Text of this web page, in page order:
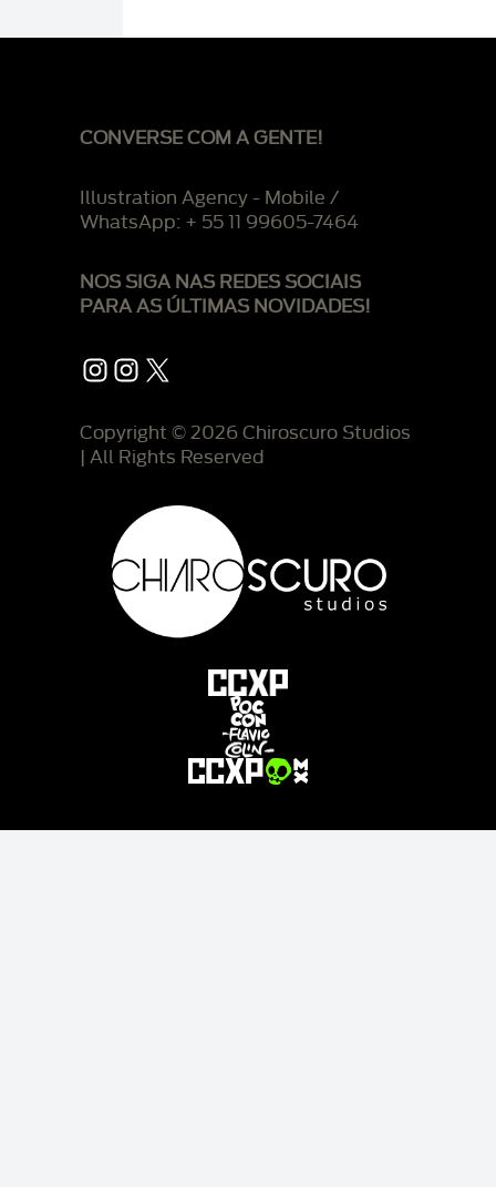
CONVERSE COM A GENTE!
Illustration Agency - Mobile /
WhatsApp: + 55 11 99605-7464
NOS SIGA NAS REDES SOCIAIS
PARA AS ÚLTIMAS NOVIDADES!
Instagram
Instagram
X
Copyright © 2026 Chiroscuro Studios
| All Rights Reserved